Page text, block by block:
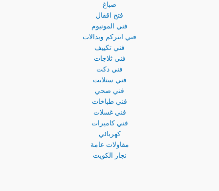
صباغ
فتح اقفال
فني المونيوم
فني انتركم وبدالات
فني تكييف
فني ثلاجات
فني دكت
فني ستلايت
فني صحي
فني طباخات
فني غسلات
فني كاميرات
كهربائي
مقاولات عامة
نجار الكويت